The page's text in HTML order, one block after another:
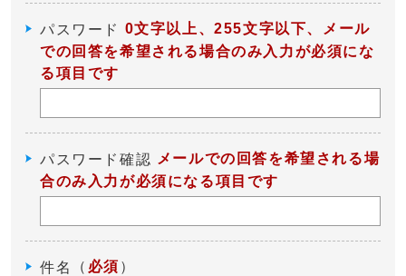
パスワード 0文字以上、255文字以下、メール
での回答を希望される場合のみ入力が必須にな
る項目です
パスワード確認 メールでの回答を希望される場
合のみ入力が必須になる項目です
件名 （ 必須 ）